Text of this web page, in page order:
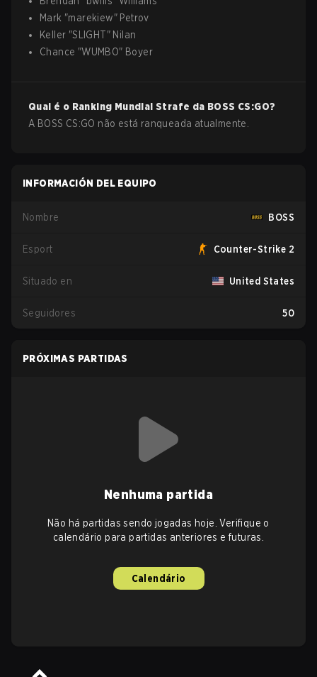
Mark "marekiew" Petrov
Keller "SLIGHT" Nilan
Chance "WUMBO" Boyer
Qual é o Ranking Mundial Strafe da BOSS CS:GO?
A BOSS CS:GO não está ranqueada atualmente.
INFORMACIÓN DEL EQUIPO
Nombre BOSS
Esport Counter-Strike 2
Situado en United States
Seguidores 50
PRÓXIMAS PARTIDAS
Nenhuma partida
Não há partidas sendo jogadas hoje. Verifique o
calendário para partidas anteriores e futuras.
Calendário